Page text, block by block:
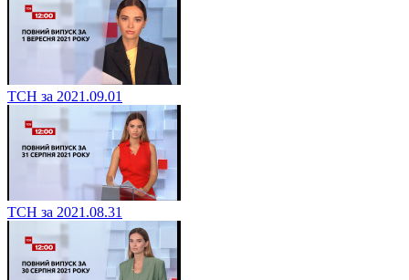
ТСН за 2021.09.01
ТСН за 2021.08.31